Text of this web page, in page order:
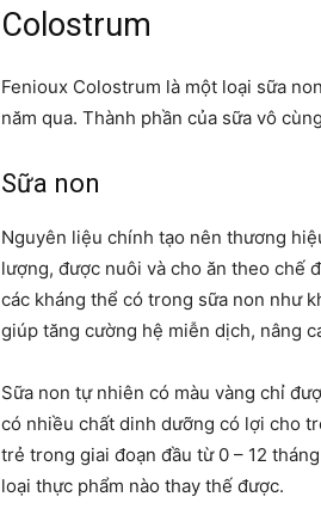
Colostrum
Fenioux Colostrum là một loại sữa
năm qua. Thành phần của sữa vô
Sữa non
Nguyên liệu chính tạo nên thương
lượng, được nuôi và cho ăn theo chế
các kháng thể có trong sữa non như
giúp tăng cường hệ miễn dịch, nâng
Sữa non tự nhiên có màu vàng chỉ
có nhiều chất dinh dưỡng có lợi cho
trẻ trong giai đoạn đầu từ 0 – 12
loại thực phẩm nào thay thế được.